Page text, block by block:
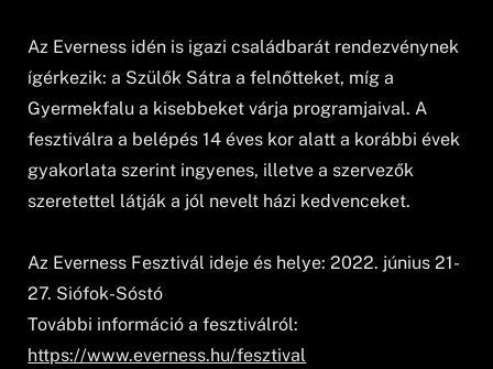
Az Everness idén is igazi családbarát rendezvénynek
ígérkezik: a Szülők Sátra a felnőtteket, míg a
Gyermekfalu a kisebbeket várja programjaival. A
fesztiválra a belépés 14 éves kor alatt a korábbi évek
gyakorlata szerint ingyenes, illetve a szervezők
szeretettel látják a jól nevelt házi kedvenceket.
Az Everness Fesztivál ideje és helye: 2022. június 21-
27. Siófok-Sóstó
További információ a fesztiválról:
https://www.everness.hu/fesztival